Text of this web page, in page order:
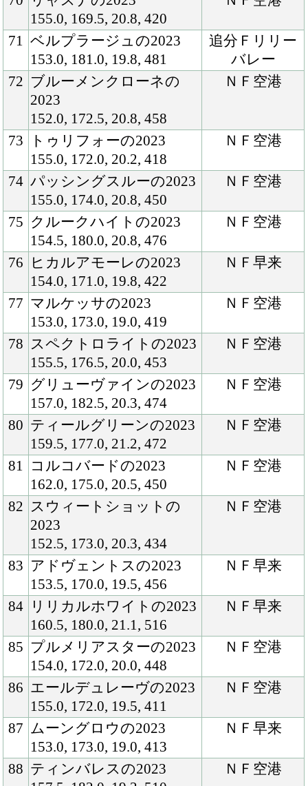
ンター２７０
０ｍのみかウ
ォーキングマ
シン調整を取
り入れていま
す。「昨年の
Ｆイヤリング
からこちらへ
移動し、まず
は初期馴致や
ロンギ場での
騎乗馴致を行
ってきまし
た。９月下旬
に坂路調教を
開始した後は
至って順調
で、１２月に
はハロン１５
～１６秒のキ
ャンターを、
今年の２月上
旬からは坂路
で１５－１５
まで進めるこ
とができてい
ます。当歳時
に骨折した両
前膝は定期的
にレントゲン
検査を行って
いますが何ら
問題はなく、
直近では坂路
で３ハロン４
３秒のキャン
ど、ここまで
右肩上がりに
調教負荷を強
めることがで
きています。
この感じであ
れば春時期の
入厩も視野に
入れていけそ
うです。馬体
の見た目の良
さだけでな
く、調教時の
操縦性の高さ
は特筆できる
もので、この
ままいい流れ
を保って厩舎